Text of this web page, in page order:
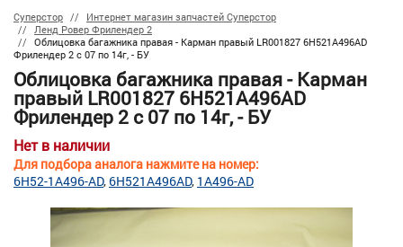
Суперстор
Интернет магазин запчастей Суперстор
Ленд Ровер Фрилендер 2
Облицовка багажника правая - Карман правый LR001827 6H521A496AD
Фрилендер 2 с 07 по 14г, - БУ
Облицовка багажника правая - Карман
правый LR001827 6H521A496AD
Фрилендер 2 с 07 по 14г, - БУ
Нет в наличии
Для подбора аналога нажмите на номер:
6H52-1A496-AD 6H521A496AD 1A496-AD